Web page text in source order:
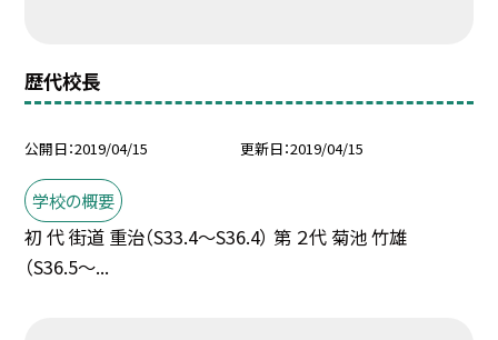
歴代校長
公開日 2019/04/15 更新日 2019/04/15
学校の概要
初 代 街道 重治（S33.4〜S36.4） 第 ２代 菊池 竹雄
（S36.5〜...